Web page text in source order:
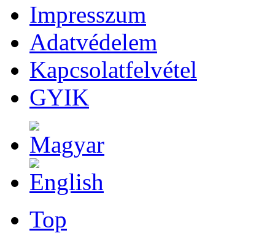
Impresszum
Adatvédelem
Kapcsolatfelvétel
GYIK
Top